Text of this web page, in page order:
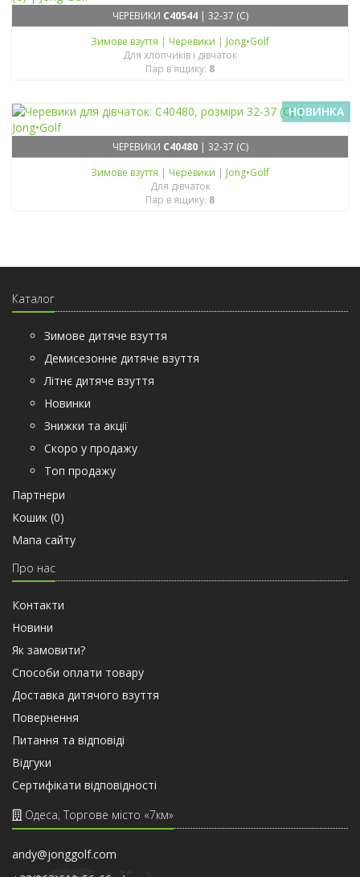
ЧЕРЕВИКИ C40544| 32-37 (C)
Зимове взуття | Черевики | Jong•Golf
Для хлопчиків і дівчаток
Пар в ящику: 8
НОВИНКА
ЧЕРЕВИКИ C40480| 32-37 (C)
Зимове взуття | Черевики | Jong•Golf
Для дівчаток
Пар в ящику: 8
Каталог
Зимове дитяче взуття
Демисезонне дитяче взуття
Літнє дитяче взуття
Новинки
Знижки та акції
Скоро у продажу
Топ продажу
Партнери
Кошик (0)
Мапа сайту
Про нас
Контакти
Новини
Як замовити?
Способи оплати товару
Доставка дитячого взуття
Повернення
Питання та відповіді
Відгуки
Сертифiкати вiдповiдностi
Одеса, Торгове місто «7км»
andy@jonggolf.com